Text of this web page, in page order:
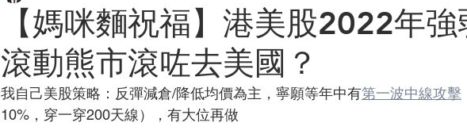
【媽咪麵祝福】港美股2022年強
滾動熊市滾咗去美國？
我自己美股策略：反彈減倉/降低均價為主，寧願等年中有第一波中線攻擊
10%，穿一穿200天線），有大位再做